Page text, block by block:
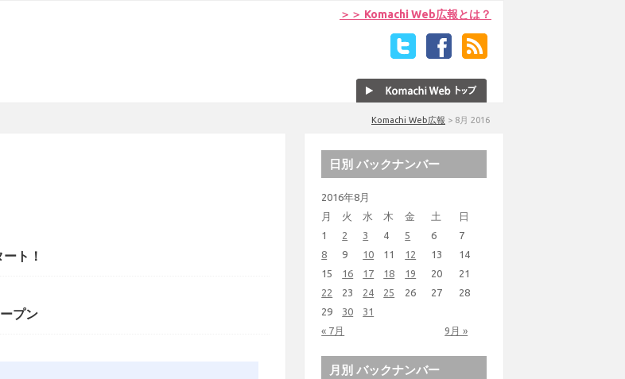
＞＞ Komachi Web広報とは？
Komachi Web広報 > 8月 2016
ト！
プン
日別 バックナンバー
2016年8月
月
火 水 木 金 土 日
« 7月 9月 »
1 2 3 4 5 6
7
8
9 10 11 12 13
14
15
16 17 18 19 20
21
22
23 24 25 26 27
28
29
30 31
月別 バックナンバー